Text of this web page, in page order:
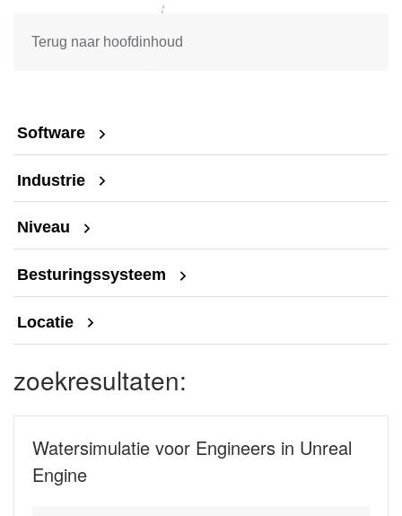
Terug naar hoofdinhoud
Software
Industrie
Niveau
Besturingssysteem
Locatie
zoekresultaten:
Watersimulatie voor Engineers in Unreal
Engine